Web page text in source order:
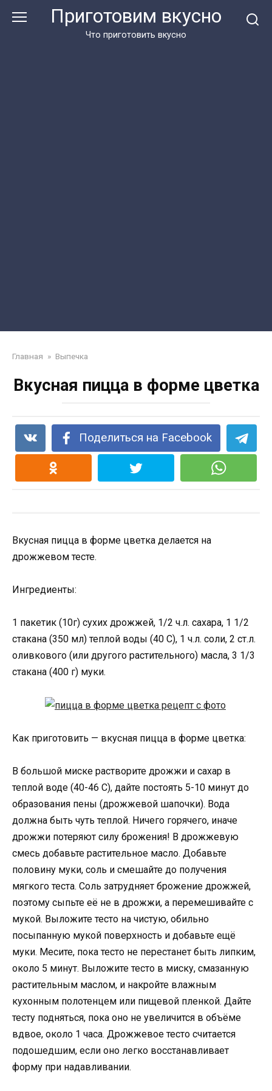
Приготовим вкусно
Что приготовить вкусно
Главная » Выпечка
Вкусная пицца в форме цветка
Поделиться на Facebook
Вкусная пицца в форме цветка делается на
дрожжевом тесте.
Ингредиенты:
1 пакетик (10г) сухих дрожжей, 1/2 ч.л. сахара, 1 1/2
стакана (350 мл) теплой воды (40 С), 1 ч.л. соли, 2 ст.л.
оливкового (или другого растительного) масла, 3 1/3
стакана (400 г) муки.
Как приготовить — вкусная пицца в форме цветка:
В большой миске растворите дрожжи и сахар в
теплой воде (40-46 С), дайте постоять 5-10 минут до
образования пены (дрожжевой шапочки). Вода
должна быть чуть теплой. Ничего горячего, иначе
дрожжи потеряют силу брожения! В дрожжевую
смесь добавьте растительное масло. Добавьте
половину муки, соль и смешайте до получения
мягкого теста. Соль затрудняет брожение дрожжей,
поэтому сыпьте её не в дрожжи, а перемешивайте с
мукой. Выложите тесто на чистую, обильно
посыпанную мукой поверхность и добавьте ещё
муки. Месите, пока тесто не перестанет быть липким,
около 5 минут. Выложите тесто в миску, смазанную
растительным маслом, и накройте влажным
кухонным полотенцем или пищевой пленкой. Дайте
тесту подняться, пока оно не увеличится в объёме
вдвое, около 1 часа. Дрожжевое тесто считается
подошедшим, если оно легко восстанавливает
форму при надавливании.